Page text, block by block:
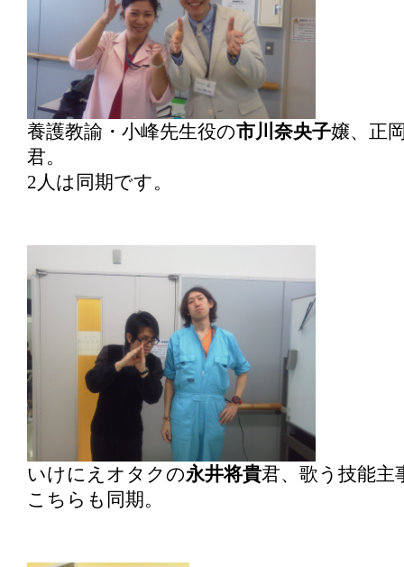
養護教諭・小峰先生役の市川奈央子嬢、正
君。
2人は同期です。
いけにえオタクの永井将貴君、歌う技能主
こちらも同期。